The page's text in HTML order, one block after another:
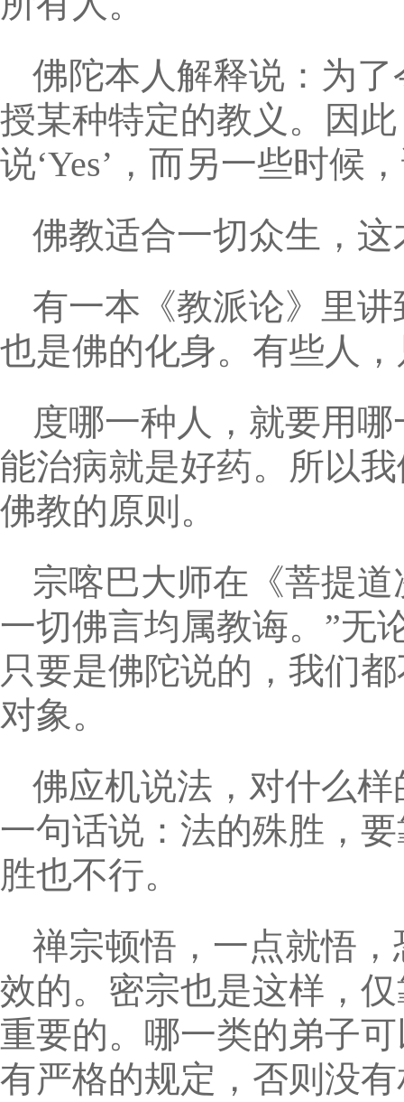
佛陀本人解释说：为
授某种特定的教义。因
说‘Yes’，而另一些时候
佛教适合一切众生，这
有一本《教派论》里
也是佛的化身。有些人
度哪一种人，就要用
能治病就是好药。所以
佛教的原则。
宗喀巴大师在《菩提
一切佛言均属教诲。”无
只要是佛陀说的，我们
对象。
佛应机说法，对什么
一句话说：法的殊胜，
胜也不行。
禅宗顿悟，一点就悟
效的。密宗也是这样，
重要的。哪一类的弟子
有严格的规定，否则没